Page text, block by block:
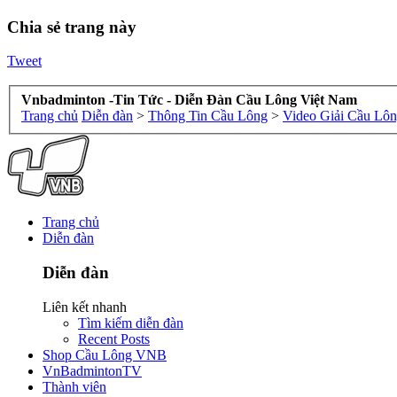
Chia sẻ trang này
Tweet
Vnbadminton -Tin Tức - Diễn Đàn Cầu Lông Việt Nam
Trang chủ Diễn đàn > Thông Tin Cầu Lông > Video Giải Cầu
Trang chủ
Diễn đàn
Diễn đàn
Liên kết nhanh
Tìm kiếm diễn đàn
Recent Posts
Shop Cầu Lông VNB
VnBadmintonTV
Thành viên